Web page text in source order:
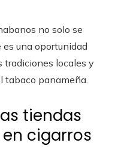
no solo se
una oportunidad
tradiciones locales y
tabaco panameña.
tiendas
cigarros